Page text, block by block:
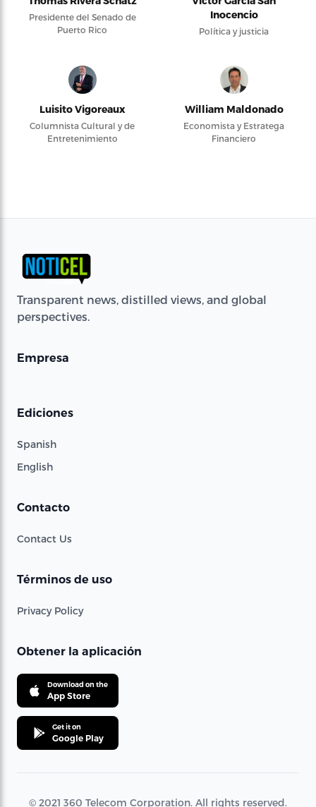
Presidente del Senado de
Puerto Rico
Inocencio
Política y justicia
Luisito Vigoreaux
Columnista Cultural y de
Entretenimiento
William Maldonado
Economista y Estratega
Financiero
Transparent news, distilled views, and global
perspectives.
Empresa
Ediciones
Spanish
English
Contacto
Contact Us
Términos de uso
Privacy Policy
Obtener la aplicación
Download on the
App Store
Get it on
Google Play
© 2021 360 Telecom Corporation. All rights reserved.